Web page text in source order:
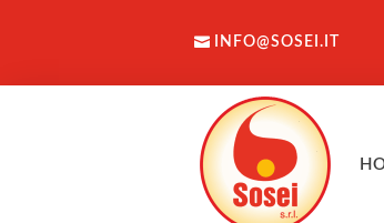
INFO@SOSEI.IT